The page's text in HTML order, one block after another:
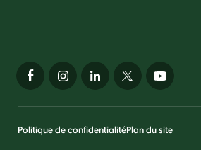
Politique de confidentialitéPlan du site